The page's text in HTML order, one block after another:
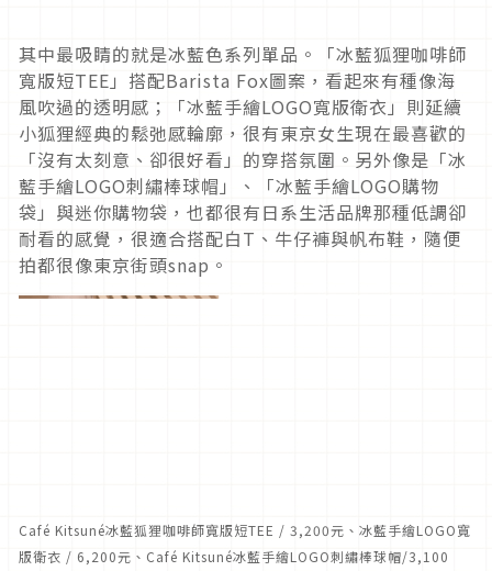
其中最吸睛的就是冰藍色系列單品。「冰藍狐狸咖啡師
寬版短TEE」搭配Barista Fox圖案，看起來有種像海
風吹過的透明感；「冰藍手繪LOGO寬版衛衣」則延續
小狐狸經典的鬆弛感輪廓，很有東京女生現在最喜歡的
「沒有太刻意、卻很好看」的穿搭氛圍。另外像是「冰
藍手繪LOGO刺繡棒球帽」、「冰藍手繪LOGO購物
袋」與迷你購物袋，也都很有日系生活品牌那種低調卻
耐看的感覺，很適合搭配白T、牛仔褲與帆布鞋，隨便
拍都很像東京街頭snap。
Café Kitsuné冰藍狐狸咖啡師寬版短TEE / 3,200元、冰藍手繪LOGO寬
版衛衣 / 6,200元、Café Kitsuné冰藍手繪LOGO刺繡棒球帽/3,100